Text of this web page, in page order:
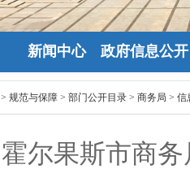
新闻中心 政府信息公开
> 规范与保障 > 部门公开目录 > 商务局 > 信
霍尔果斯市商